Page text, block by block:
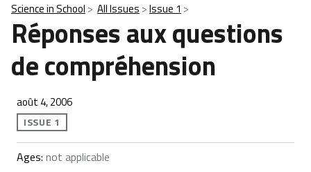
Science in School All Issues Issue 1
Réponses aux questions
de compréhension
août 4, 2006
ISSUE 1
Ages: not applicable